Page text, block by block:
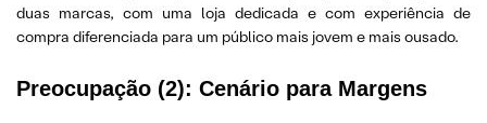
duas marcas, com uma loja dedicada e com experiência de
compra diferenciada para um público mais jovem e mais ousado.
Preocupação (2): Cenário para Margens